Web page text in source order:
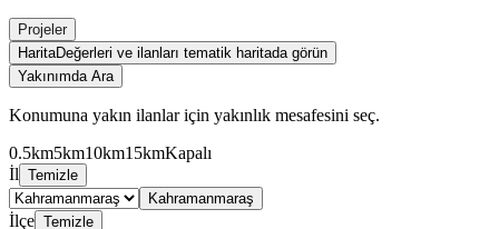
Projeler
HaritaDeğerleri ve ilanları tematik haritada görün
Yakınımda Ara
Konumuna yakın ilanlar için yakınlık mesafesini seç.
0.5km5km10km15kmKapalı
İl Temizle
Kahramanmaraş
İlçe Temizle